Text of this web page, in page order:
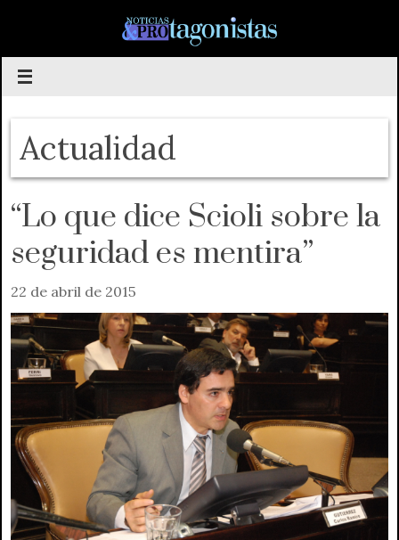
contenido
Actualidad
“Lo que dice Scioli sobre la
seguridad es mentira”
22 de abril de 2015